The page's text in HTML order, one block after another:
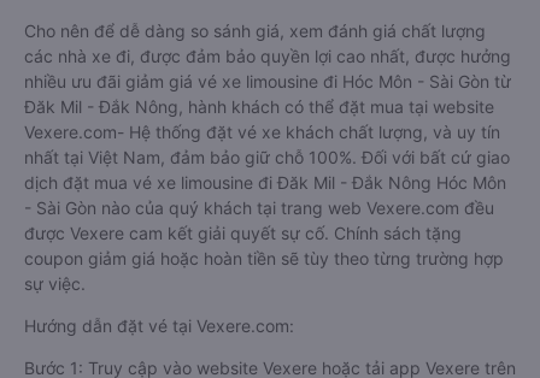
Cho nên để dễ dàng so sánh giá, xem đánh giá chất lượng
các nhà xe đi, được đảm bảo quyền lợi cao nhất, được hưởng
nhiều ưu đãi giảm giá vé xe limousine đi Hóc Môn - Sài Gòn từ
Đăk Mil - Đắk Nông, hành khách có thể đặt mua tại website
Vexere.com- Hệ thống đặt vé xe khách chất lượng, và uy tín
nhất tại Việt Nam, đảm bảo giữ chỗ 100%. Đối với bất cứ giao
dịch đặt mua vé xe limousine đi Đăk Mil - Đắk Nông Hóc Môn
- Sài Gòn nào của quý khách tại trang web Vexere.com đều
được Vexere cam kết giải quyết sự cố. Chính sách tặng
coupon giảm giá hoặc hoàn tiền sẽ tùy theo từng trường hợp
sự việc.
Hướng dẫn đặt vé tại Vexere.com:
Bước 1: Truy cập vào website Vexere hoặc tải app Vexere trên